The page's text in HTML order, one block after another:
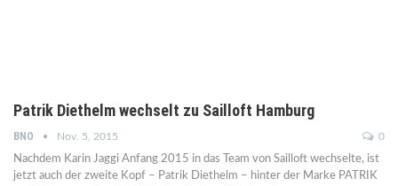
Patrik Diethelm wechselt zu Sailloft Hamburg
BNO Nov. 5, 2015 0
Nachdem Karin Jaggi Anfang 2015 in das Team von Sailloft wechselte, ist
jetzt auch der zweite Kopf – Patrik Diethelm – hinter der Marke PATRIK